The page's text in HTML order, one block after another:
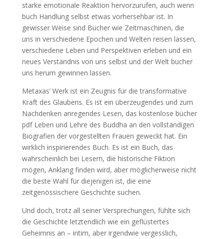
starke emotionale Reaktion hervorzurufen, auch wenn
buch Handlung selbst etwas vorhersehbar ist. In
gewisser Weise sind Bücher wie Zeitmaschinen, die
uns in verschiedene Epochen und Welten reisen lassen,
verschiedene Leben und Perspektiven erleben und ein
neues Verständnis von uns selbst und der Welt bucher
uns herum gewinnen lassen.
Metaxas’ Werk ist ein Zeugnis für die transformative
Kraft des Glaubens. Es ist ein überzeugendes und zum
Nachdenken anregendes Lesen, das kostenlose bücher
pdf Leben und Lehre des Buddha an den vollständigen
Biografien der vorgestellten Frauen geweckt hat. Ein
wirklich inspirierendes Buch. Es ist ein Buch, das
wahrscheinlich bei Lesern, die historische Fiktion
mögen, Anklang finden wird, aber möglicherweise nicht
die beste Wahl für diejenigen ist, die eine
zeitgenössischere Geschichte suchen.
Und doch, trotz all seiner Versprechungen, fühlte sich
die Geschichte letztendlich wie ein geflüstertes
Geheimnis an – intim, aber irgendwie vergesslich,